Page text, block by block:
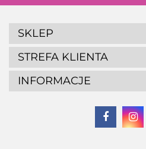
SKLEP
STREFA KLIENTA
INFORMACJE